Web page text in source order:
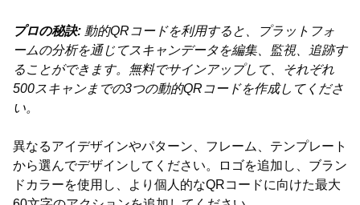
プロの秘訣: 動的QRコードを利用すると、プラットフォ
ームの分析を通じてスキャンデータを編集、監視、追跡す
ることができます。無料でサインアップして、それぞれ
500スキャンまでの3つの動的QRコードを作成してくださ
い。
異なるアイデザインやパターン、フレーム、テンプレート
から選んでデザインしてください。ロゴを追加し、ブラン
ドカラーを使用し、より個人的なQRコードに向けた最大